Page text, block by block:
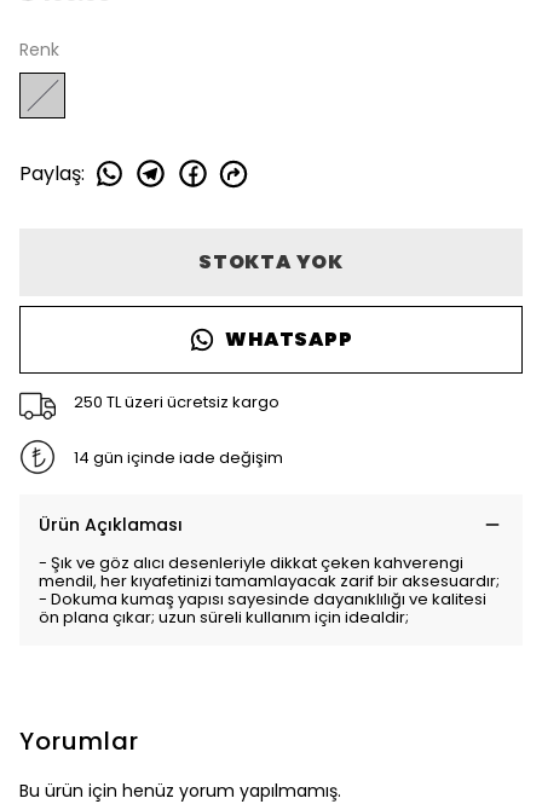
Renk
Paylaş:
STOKTA YOK
WHATSAPP
250 TL üzeri ücretsiz kargo
14 gün içinde iade değişim
Ürün Açıklaması
- Şık ve göz alıcı desenleriyle dikkat çeken kahverengi
mendil, her kıyafetinizi tamamlayacak zarif bir aksesuardır;
- Dokuma kumaş yapısı sayesinde dayanıklılığı ve kalitesi
ön plana çıkar; uzun süreli kullanım için idealdir;
Yorumlar
Bu ürün için henüz yorum yapılmamış.